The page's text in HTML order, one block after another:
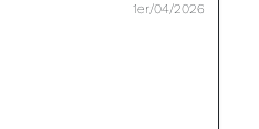
1er/04/2026